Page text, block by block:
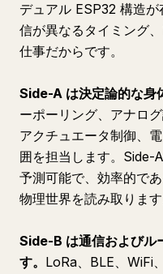
デュアル ESP32 構造
信が異なるタイミング
仕事だからです。
Side-A は決定論的な身
ーポーリング、アナロ
アクチュエータ制御、
囲を担当します。Side-
予測可能で、効率的で
物理世界を読み取ります
Side-B は通信およびル
す。 LoRa、BLE、WiFi